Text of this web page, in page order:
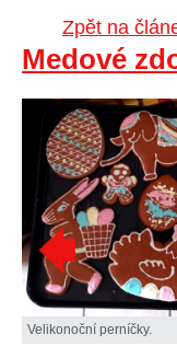
Zpět na
Medové
Velikonoční perníčky.